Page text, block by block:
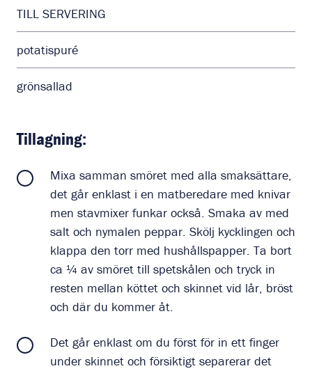
TILL SERVERING
potatispuré
grönsallad
Tillagning:
Mixa samman smöret med alla smaksättare,
det går enklast i en matberedare med knivar
men stavmixer funkar också. Smaka av med
salt och nymalen peppar. Skölj kycklingen och
klappa den torr med hushållspapper. Ta bort
ca ¼ av smöret till spetskålen och tryck in
resten mellan köttet och skinnet vid lår, bröst
och där du kommer åt.
Det går enklast om du först för in ett finger
under skinnet och försiktigt separerar det